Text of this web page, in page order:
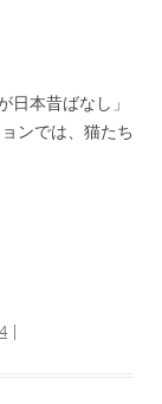
日本昔ばなし」
ンでは、猫たち
|